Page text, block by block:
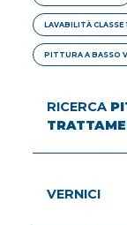
LAVABILITÀ CLASSE 1
PITTURA A BASSO
RICERCA
VERNICI